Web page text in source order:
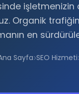
Organik
en
Sayfa SEO Hizmeti